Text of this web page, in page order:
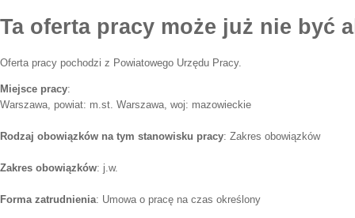
Ta oferta pracy może już nie być
Oferta pracy pochodzi z Powiatowego Urzędu Pracy.
Miejsce pracy:
Warszawa, powiat: m.st. Warszawa, woj: mazowieckie
Rodzaj obowiązków na tym stanowisku pracy: Zakres obowiązków
Zakres obowiązków: j.w.
Forma zatrudnienia: Umowa o pracę na czas określony